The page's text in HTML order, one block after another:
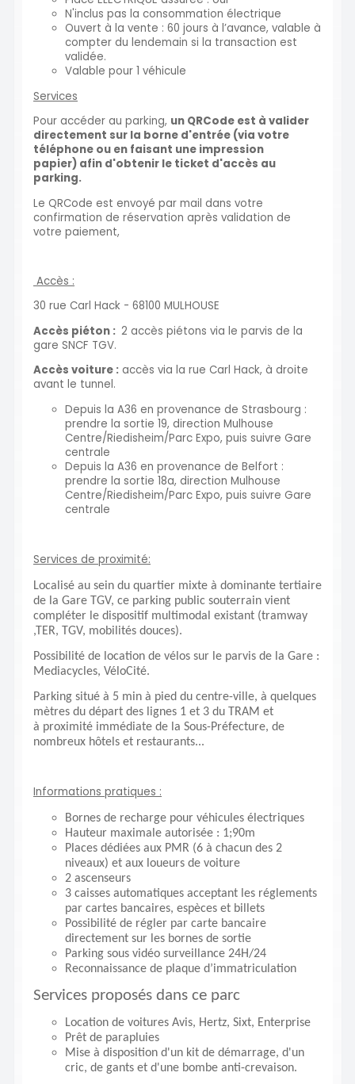
N'inclus pas la consommation électrique
Ouvert à la vente : 60 jours à l’avance, valable à
compter du lendemain si la transaction est
validée.
Valable pour 1 véhicule
Services
Pour accéder au parking, un QRCode est à valider
directement sur la borne d'entrée (via votre
téléphone ou en faisant une impression
papier) afin d'obtenir le ticket d'accès au
parking.
Le QRCode est envoyé par mail dans votre
confirmation de réservation après validation de
votre paiement,
Accès :
30 rue Carl Hack - 68100 MULHOUSE
Accès piéton : 2 accès piétons via le parvis de la
gare SNCF TGV.
Accès voiture : accès via la rue Carl Hack, à droite
avant le tunnel.
Depuis la A36 en provenance de Strasbourg :
prendre la sortie 19, direction Mulhouse
Centre/Riedisheim/Parc Expo, puis suivre Gare
centrale
Depuis la A36 en provenance de Belfort :
prendre la sortie 18a, direction Mulhouse
Centre/Riedisheim/Parc Expo, puis suivre Gare
centrale
Services de proximité:
Localisé au sein du quartier mixte à dominante tertiaire
de la Gare TGV, ce parking public souterrain vient
compléter le dispositif multimodal existant (tramway
,TER, TGV, mobilités douces).
Possibilité de location de vélos sur le parvis de la Gare :
Mediacycles, VéloCité.
Parking situé à 5 min à pied du centre-ville, à quelques
mètres du départ des lignes 1 et 3 du TRAM et
à proximité immédiate de la Sous-Préfecture, de
nombreux hôtels et restaurants...
Informations pratiques :
Bornes de recharge pour véhicules électriques
Hauteur maximale autorisée : 1;90m
Places dédiées aux PMR (6 à chacun des 2
niveaux) et aux loueurs de voiture
2 ascenseurs
3 caisses automatiques acceptant les réglements
par cartes bancaires, espèces et billets
Possibilité de régler par carte bancaire
directement sur les bornes de sortie
Parking sous vidéo surveillance 24H/24
Reconnaissance de plaque d’immatriculation
Services proposés dans ce parc
Location de voitures Avis, Hertz, Sixt, Enterprise
Prêt de parapluies
Mise à disposition d'un kit de démarrage, d'un
cric, de gants et d'une bombe anti-crevaison.